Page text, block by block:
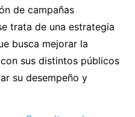
de campañas
trata de una estrategia
busca mejorar la
sus distintos públicos
su desempeño y